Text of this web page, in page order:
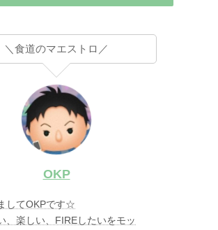
＼食道のマエストロ／
OKP
してOKPです☆
、楽しい、FIREしたいをモッ